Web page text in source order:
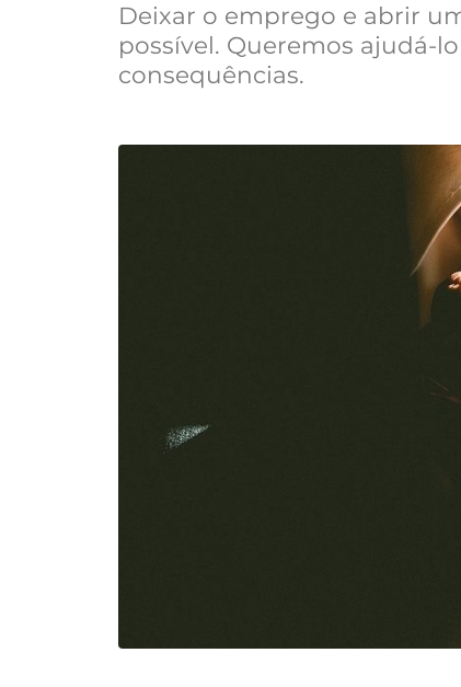
Deixar o emprego e abrir
possível. Queremos ajudá-
consequências.